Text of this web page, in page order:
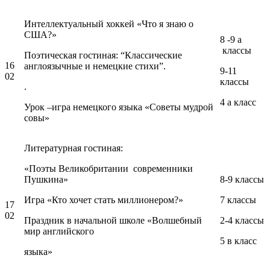
16
02
Интеллектуальный хоккей «Что я знаю о
США?»
Поэтическая гостиная: “Классические
англоязычные и немецкие стихи”.
.
Урок –игра немецкого языка «Советы мудрой
совы»
8 -9 а
классы
9-11
классы
4 а класс
17
02
Литературная гостиная:
«Поэты Великобритании современники
Пушкина»
Игра «Кто хочет стать миллионером?»
Праздник в начальной школе «Волшебный
мир английского
языка»
8-9 классы
7 классы
2-4 классы
5 в класс